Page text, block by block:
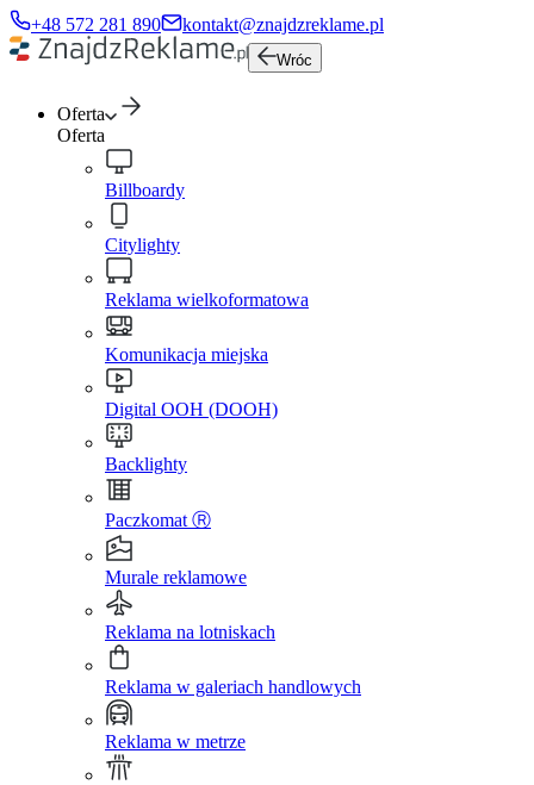
+48 572 281 890 kontakt@znajdzreklame.pl
Wróc
Oferta
Oferta
Billboardy
Citylighty
Reklama wielkoformatowa
Komunikacja miejska
Digital OOH (DOOH)
Backlighty
Paczkomat Ⓡ
Murale reklamowe
Reklama na lotniskach
Reklama w galeriach handlowych
Reklama w metrze